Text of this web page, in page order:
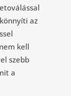
az
kell
szebb
a